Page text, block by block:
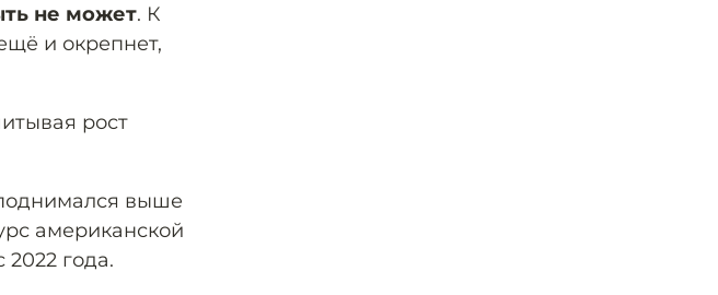
не может. К
и окрепнет,
рост
выше
американской
года.